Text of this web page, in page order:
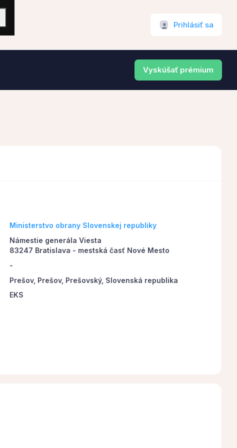
Prihlásiť sa
Vyskúšať prémium
Ministerstvo obrany Slovenskej republiky
Námestie generála Viesta
83247 Bratislava - mestská časť Nové Mesto
-
Prešov, Prešov, Prešovský, Slovenská republika
EKS